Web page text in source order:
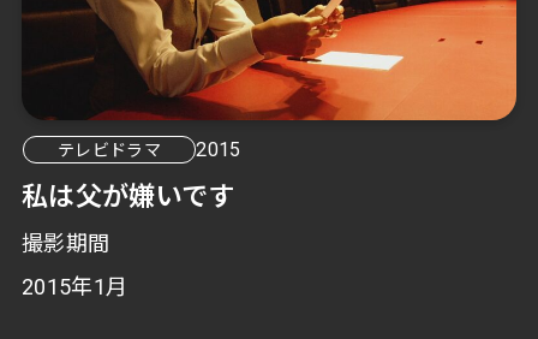
私は父が嫌いです
テレビドラマ 2015
撮影期間
2015年1月